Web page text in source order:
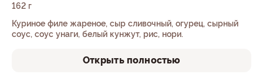
162 г
Куриное филе жареное, сыр сливочный, огурец, сырный
соус, соус унаги, белый кунжут, рис, нори.
Открыть полностью